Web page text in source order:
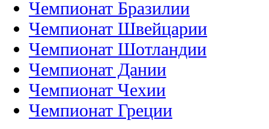
Чемпионат Бразилии
Чемпионат Швейцарии
Чемпионат Шотландии
Чемпионат Дании
Чемпионат Чехии
Чемпионат Греции